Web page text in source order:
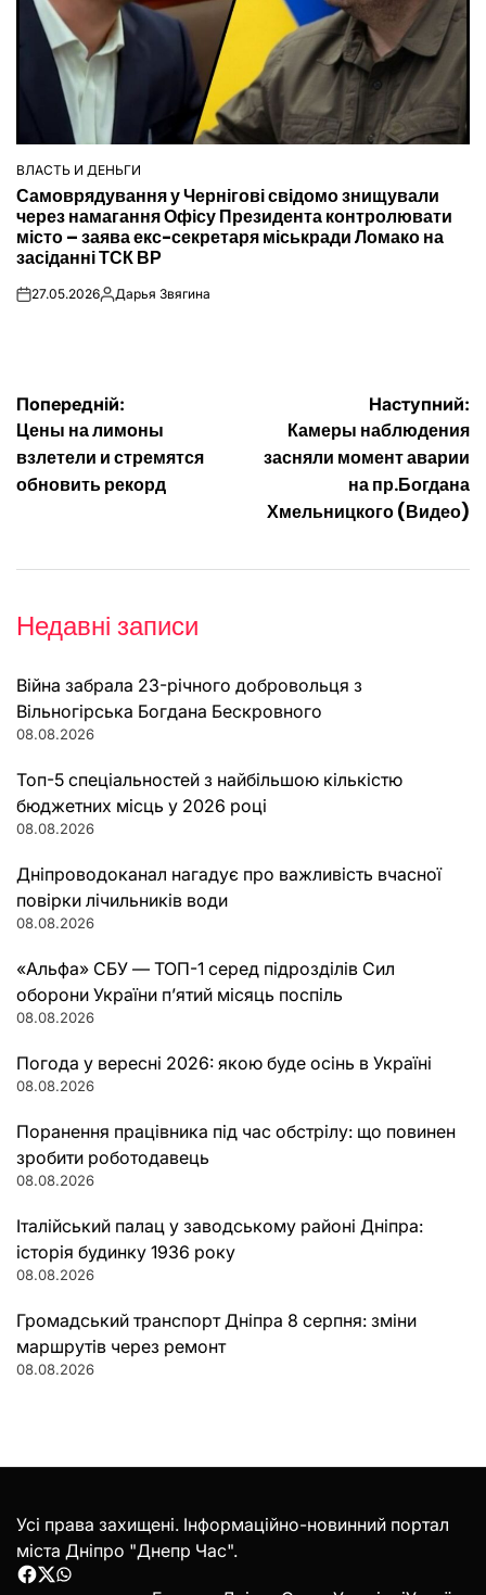
ОПУБЛІКУВАТИ
У
ВЛАСТЬ И ДЕНЬГИ
Самоврядування у Чернігові свідомо знищували
через намагання Офісу Президента контролювати
місто – заява екс-секретаря міськради Ломако на
засіданні ТСК ВР
on27.05.2026Опубліковано
Дарья Звягина
Навігація
записів
Попередній:
Цены на лимоны
взлетели и стремятся
обновить рекорд
Наступний:
Камеры наблюдения
засняли момент аварии
на пр.Богдана
Хмельницкого (Видео)
Недавні записи
Війна забрала 23-річного добровольця з
Вільногірська Богдана Бескровного
08.08.2026
Топ-5 спеціальностей з найбільшою кількістю
бюджетних місць у 2026 році
08.08.2026
Дніпроводоканал нагадує про важливість вчасної
повірки лічильників води
08.08.2026
«Альфа» СБУ — ТОП-1 серед підрозділів Сил
оборони України п’ятий місяць поспіль
08.08.2026
Погода у вересні 2026: якою буде осінь в Україні
08.08.2026
Поранення працівника під час обстрілу: що повинен
зробити роботодавець
08.08.2026
Італійський палац у заводському районі Дніпра:
історія будинку 1936 року
08.08.2026
Громадський транспорт Дніпра 8 серпня: зміни
маршрутів через ремонт
08.08.2026
Усі права захищені. Інформаційно-новинний портал
міста Дніпро "Днепр Час".
Facebook
Twitter
WhatsApp